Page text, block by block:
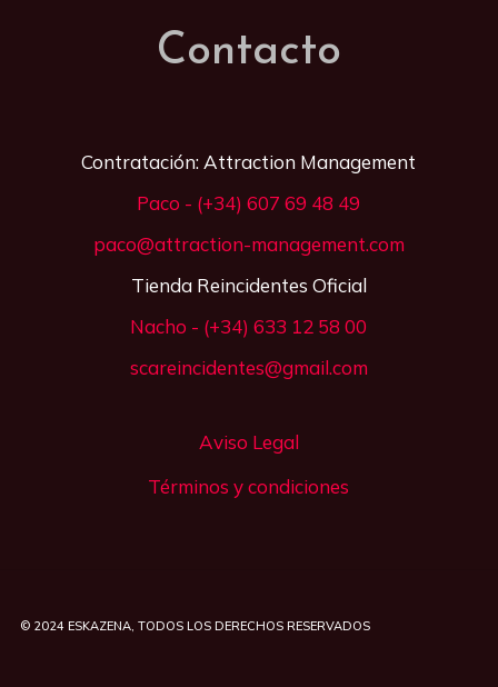
Contacto
Contratación: Attraction Management
Paco - (+34) 607 69 48 49
paco@attraction-management.com
Tienda Reincidentes Oficial
Nacho - (+34) 633 12 58 00
scareincidentes@gmail.com
Aviso Legal
Términos y condiciones
© 2024 ESKAZENA, TODOS LOS DERECHOS RESERVADOS